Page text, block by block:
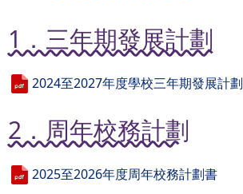
1．三年期發展計劃
2024至2027年度學校三年期發展計劃
2．周年校務計劃
2025至2026年度周年校務計劃書